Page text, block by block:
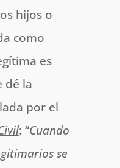
hijos o
como
es
dé la
por el
: “Cuando
se